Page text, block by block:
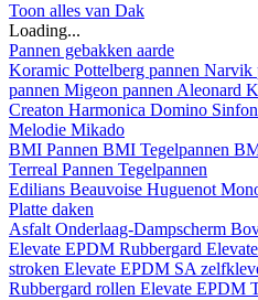
Toon alles van Dak
Loading...
Pannen gebakken aarde
Koramic Pottelberg pannen Narvik
pannen Migeon pannen Aleonard
Creaton Harmonica Domino
Melodie Mikado
BMI Pannen BMI Tegelpannen
Terreal Pannen Tegelpannen
Edilians Beauvoise Huguenot
Platte daken
Asfalt Onderlaag-Dampscherm
Elevate EPDM Rubbergard
stroken Elevate EPDM SA
Rubbergard rollen Elevate EPDM